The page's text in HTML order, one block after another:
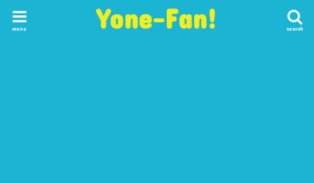
Yone-Fan! search
menu